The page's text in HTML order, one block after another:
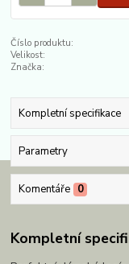
Číslo produktu:
Velikost:
Značka:
Kompletní specifikace
Parametry
Komentáře 0
Kompletní